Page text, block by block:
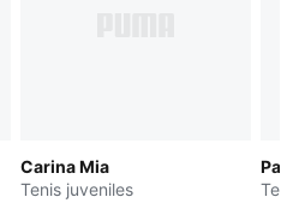
Carina Mia
Tenis juveniles